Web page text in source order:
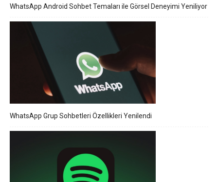
WhatsApp Android Sohbet Temaları ile Görsel Deneyimi Yeniliyor
WhatsApp Grup Sohbetleri Özellikleri Yenilendi